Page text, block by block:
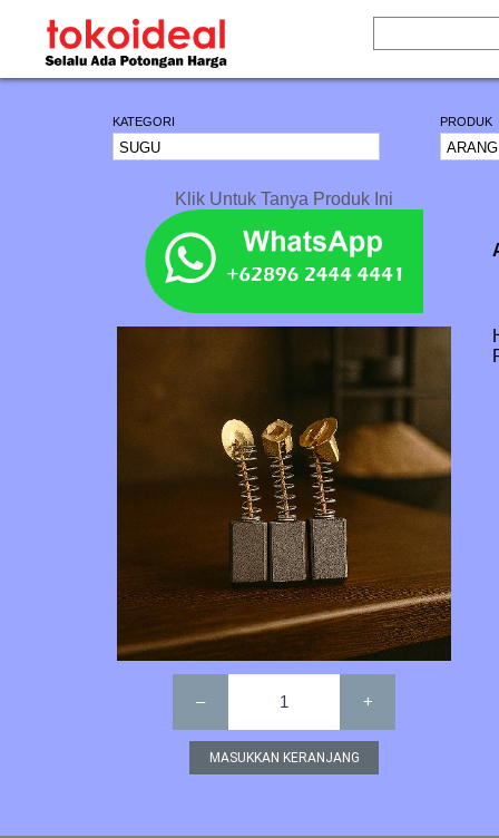
KATEGORI PRODUK
Klik Untuk Tanya Produk Ini
– 1 +